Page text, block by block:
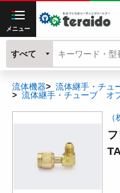
メニュー
すべて
流体機器
流体継手・チュ
流体継手・チューブ オ